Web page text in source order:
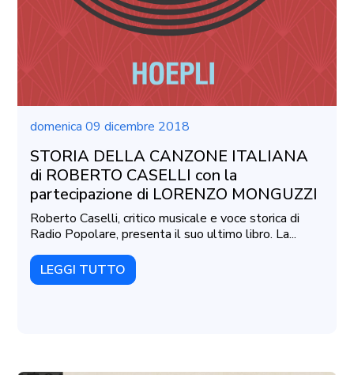
domenica 09 dicembre 2018
STORIA DELLA CANZONE ITALIANA
di ROBERTO CASELLI con la
partecipazione di LORENZO MONGUZZI
Roberto Caselli, critico musicale e voce storica di
Radio Popolare, presenta il suo ultimo libro. La...
LEGGI TUTTO